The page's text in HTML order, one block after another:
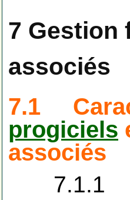
7 Gestion
associés
7.1
progiciels
associés
7.1.1